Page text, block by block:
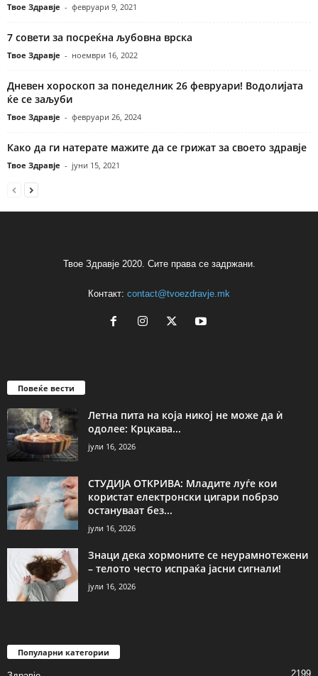
Твое Здравје - февруари 9, 2021
7 совети за посреќна љубовна врска
Твое Здравје - ноември 16, 2022
Дневен хороскоп за понеделник 26 февруари! Водолијата
ќе се заљуби
Твое Здравје - февруари 26, 2024
Како да ги натерате мажите да се грижат за своето здравје
Твое Здравје - јуни 15, 2021
Твое Здравје 2020. Сите права се задржани.
Контакт: contact@tvoezdravje.mk
Повеќе вести
Летна пита на која никој не може да ѝ
одолее: Крцкава...
јули 16, 2026
СТУДИЈА ОТКРИВА: Младите луѓе кои
користат електронски цигари побрзо
остануваат без...
јули 16, 2026
Знаци дека хормоните се неурамнотежени
– телото често испраќа јасни сигнали!
јули 16, 2026
Популарни категории
2199